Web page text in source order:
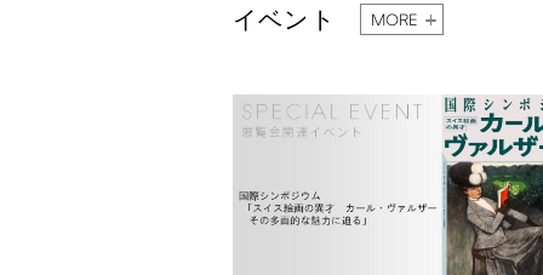
イベント MORE